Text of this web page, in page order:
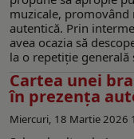
muzicale, promovând
autentică. Prin
avea ocazia să
la o repetiție generală
Cartea unei
în prezenţa
Miercuri, 18 Martie 2026